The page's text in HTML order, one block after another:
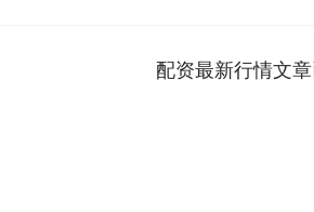
配资最新行情文